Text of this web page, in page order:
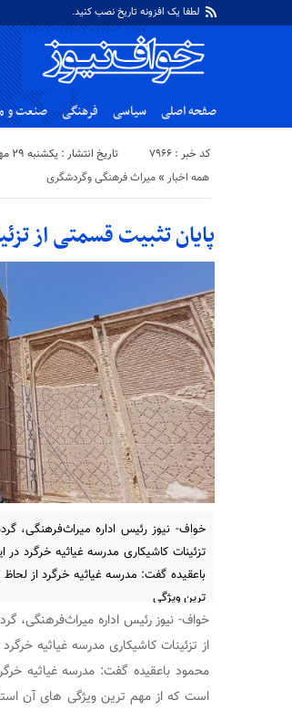
لطفا یک افزونه تاریخ نصب کنید.
صفحه اصلی سیاسی فرهنگی صنعت و
کد خبر : ۷۹۶۶ تاریخ انتشار : یکشنبه ۲۹ مهر ۱۴۰۳ - ۱۲:۴۱
میراث فرهنگی وگردشگری « همه اخبار
پایان تثبیت قسمتی از
خواف- نیوز رئیس اداره میراث‌فرهنگی،
تزئینات کاشیکاری مدرسه غیاثیه خرگرد
باعقیده گفت: مدرسه غیاثیه خرگرد از
ترین ویژگی
خواف- نیوز رئیس اداره
از تزئینات کاشیکاری مدرسه غیاثیه
محمود باعقیده گفت: مدرسه غیاثیه
است که از مهم ترین ویژگی های آن